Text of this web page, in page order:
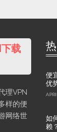
载
理VPN
样的便
网络世
便
优
如
赖